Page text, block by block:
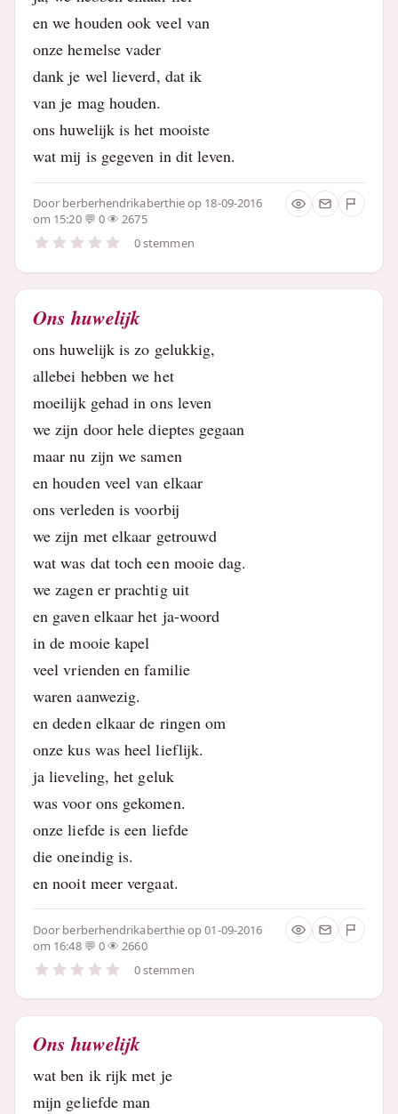
en we houden ook veel van
onze hemelse vader
dank je wel lieverd, dat ik
van je mag houden.
ons huwelijk is het mooiste
wat mij is gegeven in dit leven.
Door berberhendrikaberthieop 18-09-2016
om 15:20
0
2675
0 stemmen
Ons huwelijk
ons huwelijk is zo gelukkig,
allebei hebben we het
moeilijk gehad in ons leven
we zijn door hele dieptes gegaan
maar nu zijn we samen
en houden veel van elkaar
ons verleden is voorbij
we zijn met elkaar getrouwd
wat was dat toch een mooie dag.
we zagen er prachtig uit
en gaven elkaar het ja-woord
in de mooie kapel
veel vrienden en familie
waren aanwezig.
en deden elkaar de ringen om
onze kus was heel lieflijk.
ja lieveling, het geluk
was voor ons gekomen.
onze liefde is een liefde
die oneindig is.
en nooit meer vergaat.
Door berberhendrikaberthieop 01-09-2016
om 16:48
0
2660
0 stemmen
Ons huwelijk
wat ben ik rijk met je
mijn geliefde man